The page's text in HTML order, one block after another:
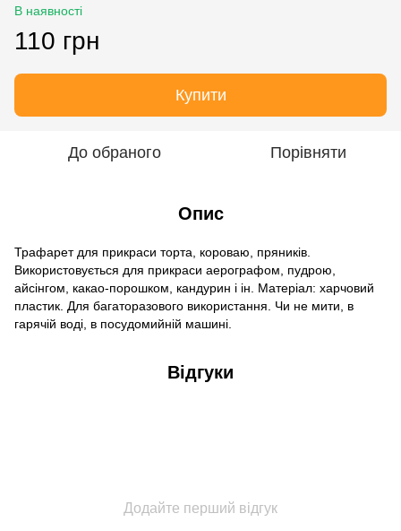
В наявності
110 грн
Купити
До обраного Порівняти
Опис
Трафарет для прикраси торта, короваю, пряників.
Використовується для прикраси аерографом, пудрою,
айсінгом, какао-порошком, кандурин і ін. Матеріал: харчовий
пластик. Для багаторазового використання. Чи не мити, в
гарячій воді, в посудомийній машині.
Відгуки
Додайте перший відгук